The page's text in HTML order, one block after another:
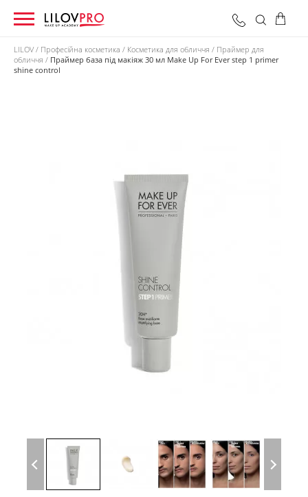
LILOV Професійна косметика Косметика для обличчя
Праймер для
обличчя
Праймер база під макіяж 30 мл Make Up For Ever step 1 primer
shine control